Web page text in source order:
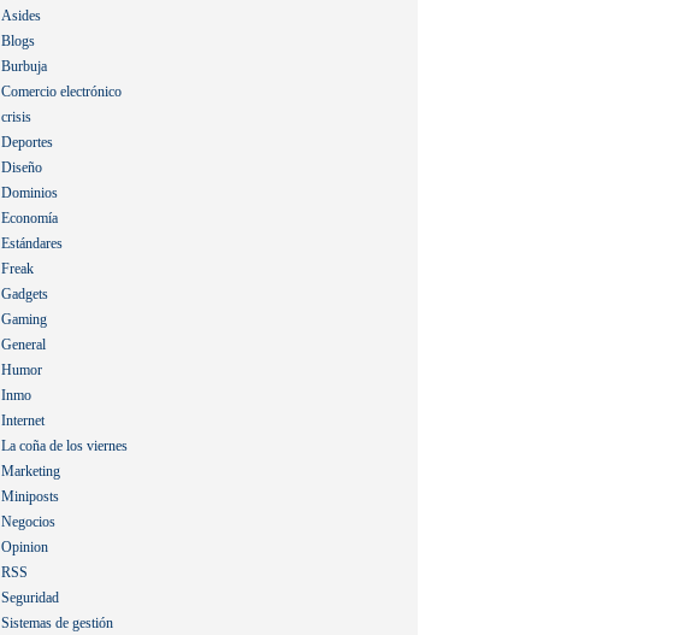
Asides
Blogs
Burbuja
Comercio electrónico
crisis
Deportes
Diseño
Dominios
Economía
Estándares
Freak
Gadgets
Gaming
General
Humor
Inmo
Internet
La coña de los viernes
Marketing
Miniposts
Negocios
Opinion
RSS
Seguridad
Sistemas de gestión